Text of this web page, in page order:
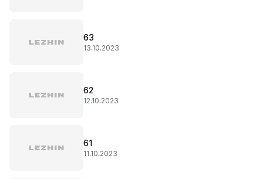
63
13.10.2023
62
12.10.2023
61
11.10.2023